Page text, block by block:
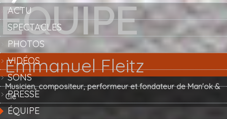
Aller au contenu principal
ACTU
SPECTACLES
PHOTOS
VIDÉOS
SONS
PRESSE
ÉQUIPE
ÉQUIPE
Emmanuel Fleitz
Musicien, compositeur, performeur et fondateur de Man'ok &
Cie